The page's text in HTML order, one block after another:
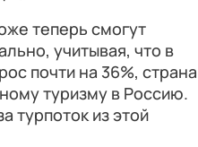
теперь смогут
учитывая, что в
почти на 36%, страна
туризму в Россию.
турпоток из этой